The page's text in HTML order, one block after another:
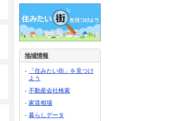
地域情報
「住みたい街」を見つけ
よう
不動産会社検索
家賃相場
暮らしデータ